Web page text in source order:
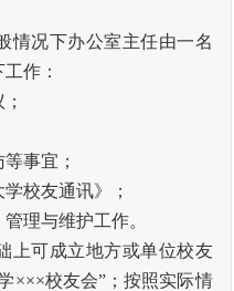
情况下办公室主任由一名
作：
事宜；
校友通讯》；
理与维护工作。
上可成立地方或单位校友
×××校友会”；按照实际情